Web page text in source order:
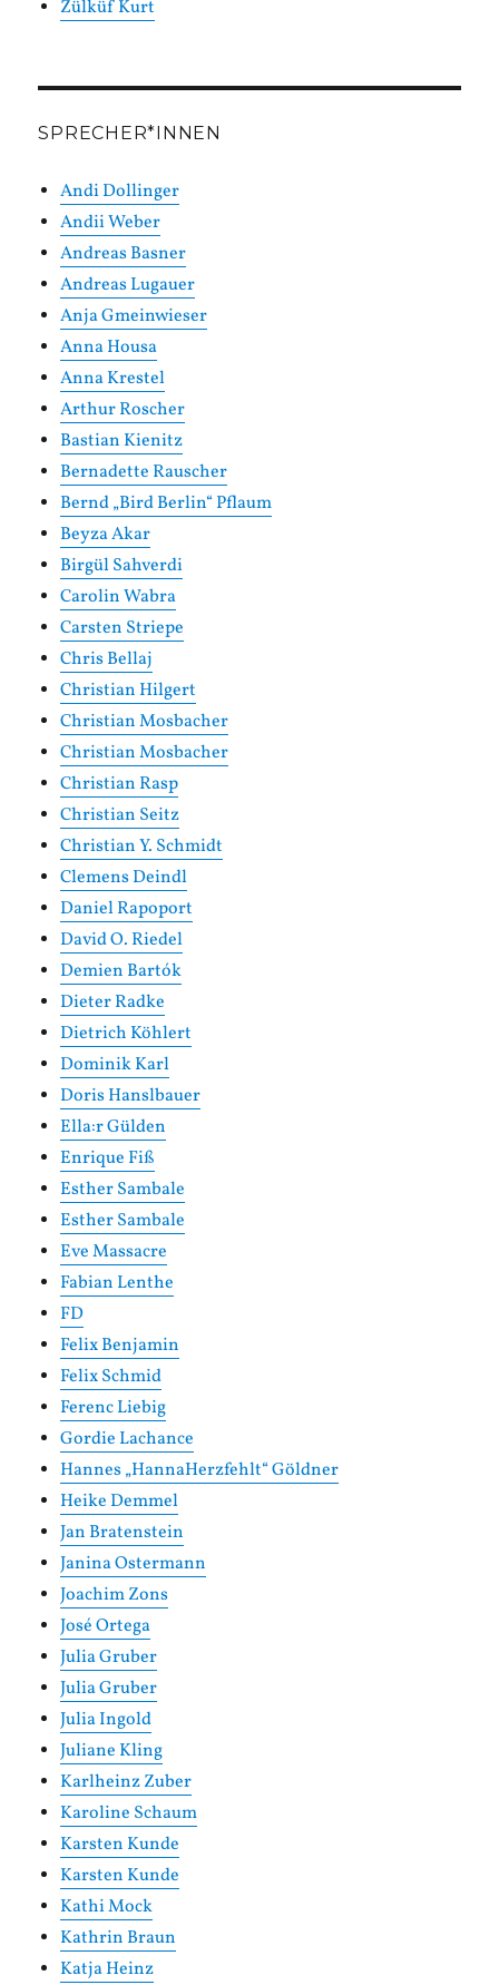
Zülküf Kurt
SPRECHER*INNEN
Andi Dollinger
Andii Weber
Andreas Basner
Andreas Lugauer
Anja Gmeinwieser
Anna Housa
Anna Krestel
Arthur Roscher
Bastian Kienitz
Bernadette Rauscher
Bernd „Bird Berlin“ Pflaum
Beyza Akar
Birgül Sahverdi
Carolin Wabra
Carsten Striepe
Chris Bellaj
Christian Hilgert
Christian Mosbacher
Christian Mosbacher
Christian Rasp
Christian Seitz
Christian Y. Schmidt
Clemens Deindl
Daniel Rapoport
David O. Riedel
Demien Bartók
Dieter Radke
Dietrich Köhlert
Dominik Karl
Doris Hanslbauer
Ella:r Gülden
Enrique Fiß
Esther Sambale
Esther Sambale
Eve Massacre
Fabian Lenthe
FD
Felix Benjamin
Felix Schmid
Ferenc Liebig
Gordie Lachance
Hannes „HannaHerzfehlt“ Göldner
Heike Demmel
Jan Bratenstein
Janina Ostermann
Joachim Zons
José Ortega
Julia Gruber
Julia Gruber
Julia Ingold
Juliane Kling
Karlheinz Zuber
Karoline Schaum
Karsten Kunde
Karsten Kunde
Kathi Mock
Kathrin Braun
Katja Heinz